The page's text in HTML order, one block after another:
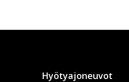
Hyötyajoneuvot